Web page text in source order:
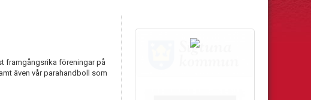
framgångsrika föreningar på
även vår parahandboll som